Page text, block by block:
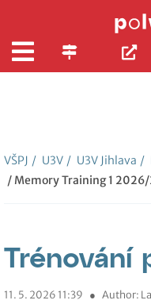
VŠPJ / U3V / U3V Jihlava /
/ Memory Training 1
Trénování
11. 5. 2026 11:39 ● Author: